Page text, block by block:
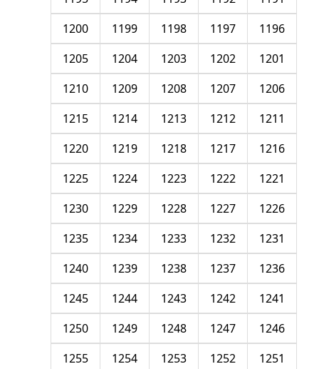
1196
1197
1198
1199
1200
1201
1202
1203
1204
1205
1206
1207
1208
1209
1210
1211
1212
1213
1214
1215
1216
1217
1218
1219
1220
1221
1222
1223
1224
1225
1226
1227
1228
1229
1230
1231
1232
1233
1234
1235
1236
1237
1238
1239
1240
1241
1242
1243
1244
1245
1246
1247
1248
1249
1250
1251
1252
1253
1254
1255